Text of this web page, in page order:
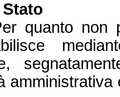
quanto non